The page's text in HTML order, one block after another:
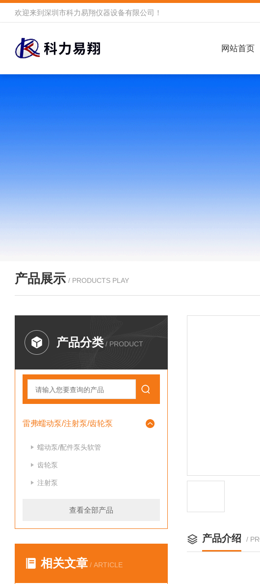
欢迎来到 深圳市科力易翔仪器设备有限公司 ！
网站首页
产品展示 / PRODUCTS PLAY
产品分类 / PRODUCT
雷弗蠕动泵/注射泵/齿轮泵
蠕动泵/配件泵头软管
齿轮泵
注射泵
查看全部产品
相关文章 / ARTICLE
产品介绍 /